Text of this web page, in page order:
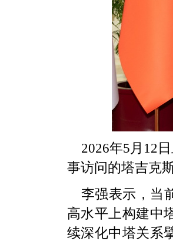
2026年5月12
事访问的塔吉克
李强表示，当
高水平上构建中
续深化中塔关系